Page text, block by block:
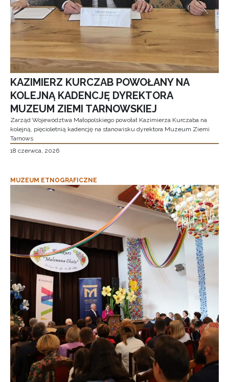
KAZIMIERZ KURCZAB POWOŁANY NA
KOLEJNĄ KADENCJĘ DYREKTORA
MUZEUM ZIEMI TARNOWSKIEJ
Zarząd Województwa Małopolskiego powołał Kazimierza Kurczaba na
kolejną, pięcioletnią kadencję na stanowisku dyrektora Muzeum Ziemi
Tarnows
18 czerwca, 2026
MUZEUM ETNOGRAFICZNE